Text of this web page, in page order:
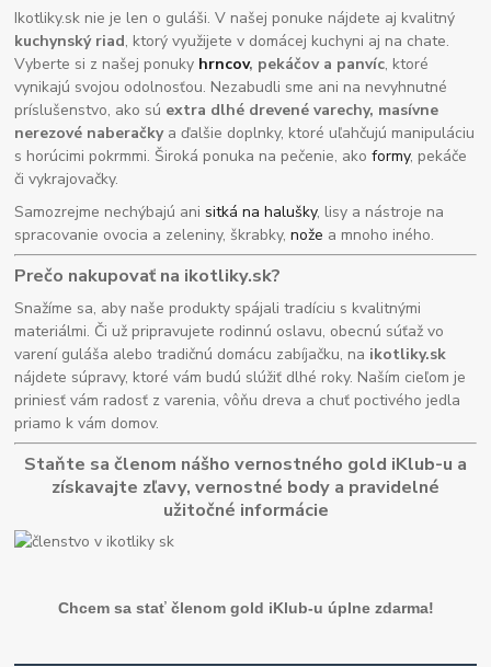
Ikotliky.sk nie je len o guláši. V našej ponuke nájdete aj kvalitný
kuchynský riad, ktorý využijete v domácej kuchyni aj na chate.
Vyberte si z našej ponuky hrncov, pekáčov a panvíc, ktoré
vynikajú svojou odolnosťou. Nezabudli sme ani na nevyhnutné
príslušenstvo, ako sú extra dlhé drevené varechy, masívne
nerezové naberačkya ďalšie doplnky, ktoré uľahčujú manipuláciu
s horúcimi pokrmmi. Široká ponuka na pečenie, akoformy, pekáče
či vykrajovačky.
Samozrejme nechýbajú anisitká na halušky, lisy a nástroje na
spracovanie ovocia a zeleniny, škrabky,nože a mnoho iného.
Prečo nakupovať na ikotliky.sk?
Snažíme sa, aby naše produkty spájali tradíciu s kvalitnými
materiálmi. Či už pripravujete rodinnú oslavu, obecnú súťaž vo
varení guláša alebo tradičnú domácu zabíjačku, na ikotliky.sk
nájdete súpravy, ktoré vám budú slúžiť dlhé roky. Naším cieľom je
priniesť vám radosť z varenia, vôňu dreva a chuť poctivého jedla
priamo k vám domov.
Staňte sa členom nášho vernostného gold iKlub-u a
získavajte zľavy, vernostné body a pravidelné
užitočné informácie
Chcem sa stať členom gold iKlub-u úplne zdarma!